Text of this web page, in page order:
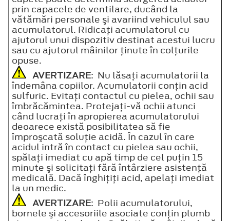
prin capacele de ventilare, ducând la
vătămări personale şi avariind vehiculul sau
acumulatorul. Ridicaţi acumulatorul cu
ajutorul unui dispozitiv destinat acestui lucru
sau cu ajutorul mâinilor ţinute în colţurile
opuse.
AVERTIZARE: Nu lăsaţi acumulatorii la
îndemâna copiilor. Acumulatorii conţin acid
sulfuric. Evitaţi contactul cu pielea, ochii sau
îmbrăcămintea. Protejaţi-vă ochii atunci
când lucraţi în apropierea acumulatorului
deoarece există posibilitatea să fie
împroşcată soluţie acidă. În cazul în care
acidul intră în contact cu pielea sau ochii,
spălaţi imediat cu apă timp de cel puţin 15
minute şi solicitaţi fără întârziere asistenţă
medicală. Dacă înghiţiţi acid, apelaţi imediat
la un medic.
AVERTIZARE: Polii acumulatorului,
bornele şi accesoriile asociate conţin plumb